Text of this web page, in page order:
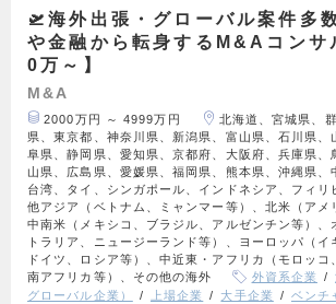
🛫海外出張・グローバル案件多
や金融から転身するM&Aコンサ
0万～】
M&A
2000万円 ～ 4999万円
北海道、宮城県、
県、東京都、神奈川県、新潟県、富山県、石川県、
阜県、静岡県、愛知県、京都府、大阪府、兵庫県、
山県、広島県、愛媛県、福岡県、熊本県、沖縄県、
台湾、タイ、シンガポール、インドネシア、フィリ
他アジア（ベトナム、ミャンマー等）、北米（アメ
中南米（メキシコ、ブラジル、アルゼンチン等）、
トラリア、ニュージーランド等）、ヨーロッパ（イ
ドイツ、ロシア等）、中近東・アフリカ（モロッコ
南アフリカ等）、その他の海外
外資系企業
グローバル企業）
上場企業 大手企業 ベンチ